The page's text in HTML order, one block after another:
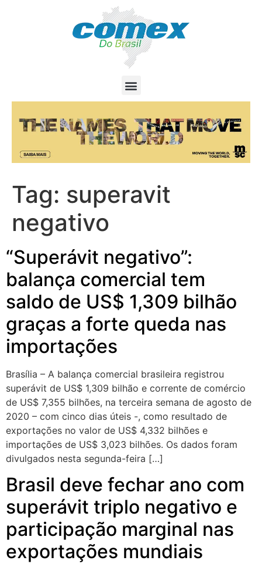
Tag: superavit
negativo
“Superávit negativo”:
balança comercial tem
saldo de US$ 1,309 bilhão
graças a forte queda nas
importações
Brasília – A balança comercial brasileira registrou
superávit de US$ 1,309 bilhão e corrente de comércio
de US$ 7,355 bilhões, na terceira semana de agosto de
2020 – com cinco dias úteis -, como resultado de
exportações no valor de US$ 4,332 bilhões e
importações de US$ 3,023 bilhões. Os dados foram
divulgados nesta segunda-feira […]
Brasil deve fechar ano com
superávit triplo negativo e
participação marginal nas
exportações mundiais